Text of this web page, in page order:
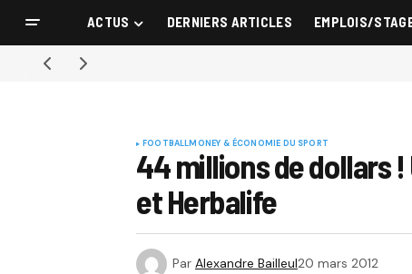
ACTUS DERNIERS ARTICLES EMPLOIS/
FOOTBALLMONEY & ÉCONOMIE DU SPORT
44 millions de dollars
et Herbalife
Par Alexandre Bailleul20 mars 2012